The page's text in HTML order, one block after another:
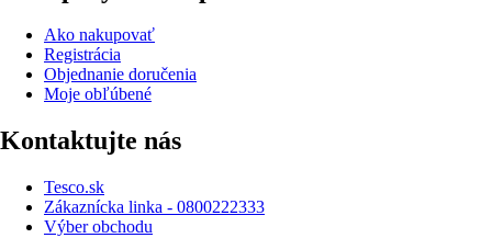
Ako nakupovať
Registrácia
Objednanie doručenia
Moje obľúbené
Kontaktujte nás
Tesco.sk
Zákaznícka linka - 0800222333
Výber obchodu